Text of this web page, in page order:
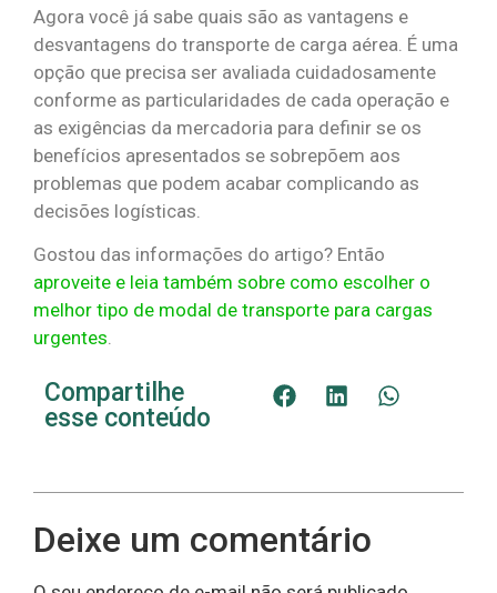
Agora você já sabe quais são as vantagens e
desvantagens do transporte de carga aérea. É uma
opção que precisa ser avaliada cuidadosamente
conforme as particularidades de cada operação e
as exigências da mercadoria para definir se os
benefícios apresentados se sobrepõem aos
problemas que podem acabar complicando as
decisões logísticas.
Gostou das informações do artigo? Então
aproveite e leia também sobre como escolher o
melhor tipo de modal de transporte para cargas
urgentes.
Compartilhe
esse conteúdo
Deixe um comentário